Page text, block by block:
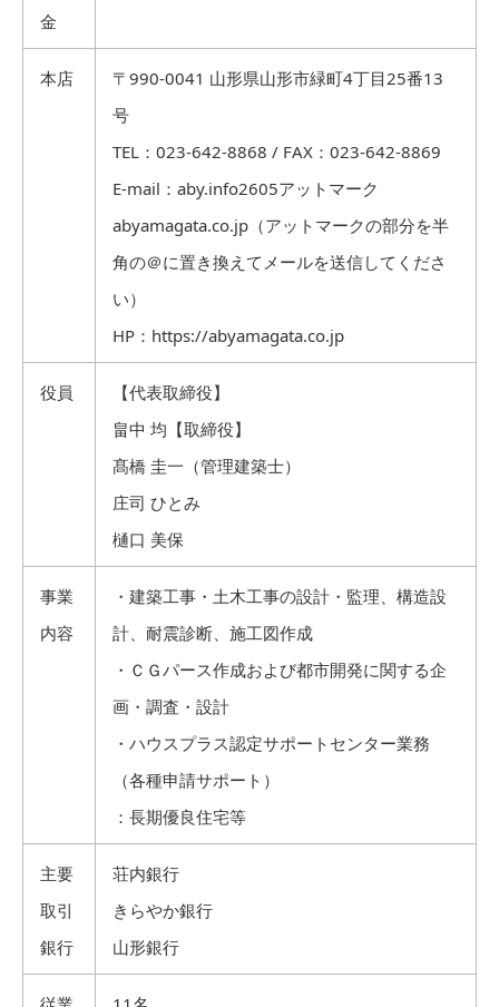
金
本店
〒990-0041 山形県山形市緑町4丁目25番13
号
TEL：023-642-8868 / FAX：023-642-8869
E-mail：aby.info2605アットマーク
abyamagata.co.jp（アットマークの部分を半
角の＠に置き換えてメールを送信してくださ
い）
HP：https://abyamagata.co.jp
役員
【代表取締役】
畠中 均【取締役】
髙橋 圭一（管理建築士）
庄司 ひとみ
樋口 美保
事業
内容
・建築工事・土木工事の設計・監理、構造設
計、耐震診断、施工図作成
・ＣＧパース作成および都市開発に関する企
画・調査・設計
・ハウスプラス認定サポートセンター業務
（各種申請サポート）
：長期優良住宅等
主要
取引
銀行
荘内銀行
きらやか銀行
山形銀行